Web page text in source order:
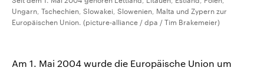
Ungarn, Tschechien, Slowakei, Slowenien, Malta und Zypern zur
Europäischen Union. (picture-alliance / dpa / Tim Brakemeier)
Am 1. Mai 2004 wurde die Europäische Union um